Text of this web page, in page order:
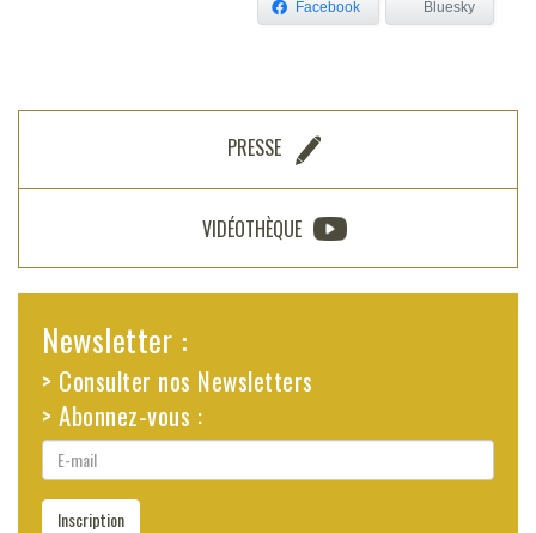
Facebook Bluesky
PRESSE
VIDÉOTHÈQUE
Newsletter :
> Consulter nos Newsletters
> Abonnez-vous :
E-
mail
Inscription